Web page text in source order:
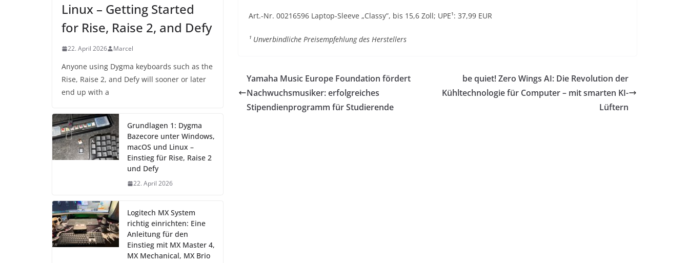
Art.-Nr. 00216596 Laptop-Sleeve „Classy”, bis 15,6 Zoll; UPE¹: 37,99 EUR
¹ Unverbindliche Preisempfehlung des Herstellers
Yamaha Music Europe Foundation fördert
Nachwuchsmusiker: erfolgreiches
Stipendienprogramm für Studierende
be quiet! Zero Wings AI: Die Revolution der
Kühltechnologie für Computer – mit smarten KI-
Lüftern
Linux – Getting Started
for Rise, Raise 2, and Defy
22. April 2026 Marcel
Anyone using Dygma keyboards such as the
Rise, Raise 2, and Defy will sooner or later
end up with a
Grundlagen 1: Dygma
Bazecore unter Windows,
macOS und Linux –
Einstieg für Rise, Raise 2
und Defy
22. April 2026
Logitech MX System
richtig einrichten: Eine
Anleitung für den
Einstieg mit MX Master 4,
MX Mechanical, MX Brio